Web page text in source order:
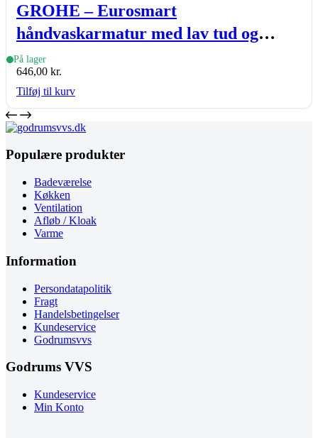
GROHE – Eurosmart
håndvaskarmatur med lav tud og
bundventil, krom
På lager
646,00 kr.
Tilføj til kurv
Populære produkter
Badeværelse
Køkken
Ventilation
Afløb / Kloak
Varme
Information
Persondatapolitik
Fragt
Handelsbetingelser
Kundeservice
Godrumsvvs
Godrums VVS
Kundeservice
Min Konto